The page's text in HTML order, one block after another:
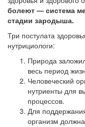
болеют — система
стадии зародыша.
Три постулата
нутрициологи:
Природа
весь период
Человеческий
нутриенты для
процессов.
Для
организм